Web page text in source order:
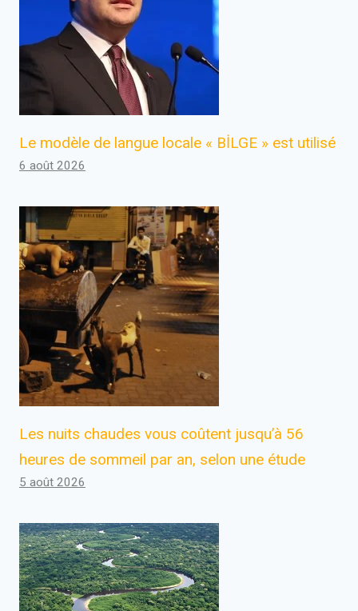
Le modèle de langue locale « BİLGE » est utilisé
6 août 2026
Les nuits chaudes vous coûtent jusqu’à 56
heures de sommeil par an, selon une étude
5 août 2026